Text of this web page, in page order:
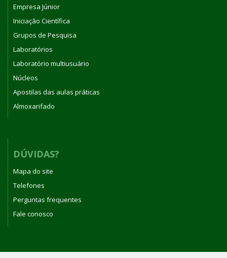
Empresa Júnior
Iniciação Científica
Grupos de Pesquisa
Laboratórios
Laboratório multiusuário
Núcleos
Apostilas das aulas práticas
Almoxarifado
DÚVIDAS?
Mapa do site
Telefones
Perguntas frequentes
Fale conosco